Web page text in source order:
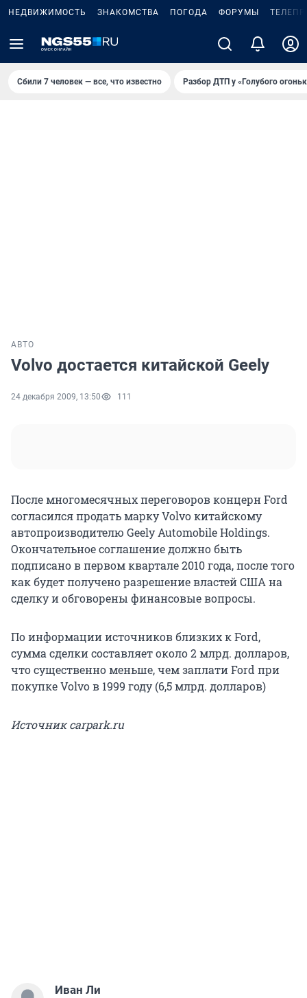
НЕДВИЖИМОСТЬ ЗНАКОМСТВА ПОГОДА ФОРУМЫ
Сбили 7 человек — все, что известно Разбор ДТП у «Голубого
АВТО
Volvo достается китайской Geely
24 декабря 2009, 13:50 111
После многомесячных переговоров концерн Ford
согласился продать марку Volvo китайскому
автопроизводителю Geely Automobile Holdings.
Окончательное соглашение должно быть
подписано в первом квартале 2010 года, после того
как будет получено разрешение властей США на
сделку и обговорены финансовые вопросы.
По информации источников близких к Ford,
сумма сделки составляет около 2 млрд. долларов,
что существенно меньше, чем заплати Ford при
покупке Volvo в 1999 году (6,5 млрд. долларов)
Источник carpark.ru
Иван Ли